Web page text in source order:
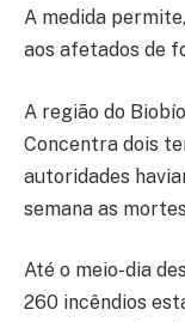
A medida
aos afetados de
A região do
Concentra dois
autoridades
semana as
Até o meio-dia
260 incêndios